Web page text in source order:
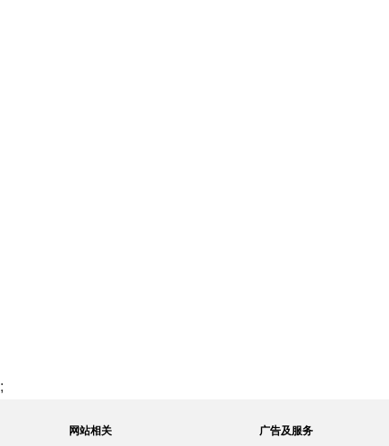
;
网站相关 广告及服务